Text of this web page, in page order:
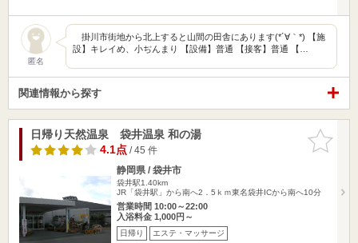
匿名
掛川市街地から北上すると山間の田舎にあります(*´∀｀*) 【施
設】キレイめ、小ぢんまり 【設備】普通 【接客】普通 【…
関連情報から探す
お気に入
りに追加
日帰り天然温泉 袋井温泉 和の湯
4.1点/ 45 件
静岡県 / 袋井市
袋井駅1.40km
JR「袋井駅」から南へ2．5ｋｍ東名袋井ICから南へ10分
営業時間 10:00～22:00
入浴料金 1,000円～
日帰り エステ・マッサージ